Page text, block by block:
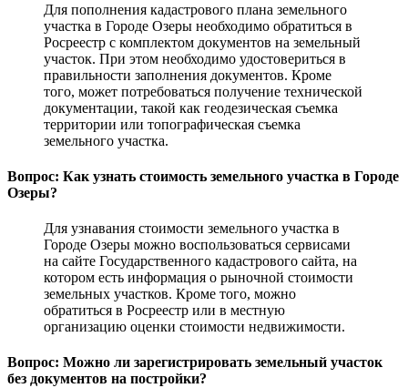
Для пополнения кадастрового плана земельного
участка в Городе Озеры необходимо обратиться в
Росреестр с комплектом документов на земельный
участок. При этом необходимо удостовериться в
правильности заполнения документов. Кроме
того, может потребоваться получение технической
документации, такой как геодезическая съемка
территории или топографическая съемка
земельного участка.
Вопрос: Как узнать стоимость земельного участка в Городе
Озеры?
Для узнавания стоимости земельного участка в
Городе Озеры можно воспользоваться сервисами
на сайте Государственного кадастрового сайта, на
котором есть информация о рыночной стоимости
земельных участков. Кроме того, можно
обратиться в Росреестр или в местную
организацию оценки стоимости недвижимости.
Вопрос: Можно ли зарегистрировать земельный участок
без документов на постройки?